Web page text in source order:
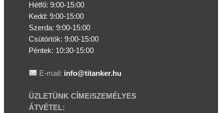
Hétfő: 9:00-15:00
Kedd: 9:00-15:00
Szerda: 9:00-15:00
Csütörtök: 9:00-15:00
Péntek: 10:30-15:00
E-mail: info@titanker.hu
ÜZLETÜNK CÍME/SZEMÉLYES
ÁTVÉTEL: